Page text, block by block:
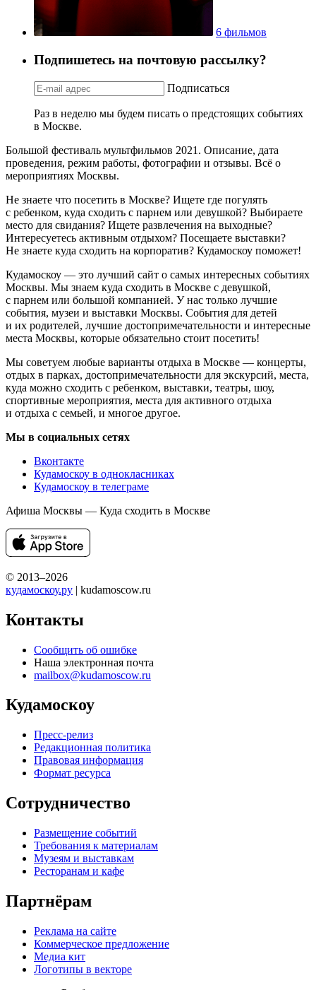
6 фильмов
Подпишетесь на почтовую рассылку?
Подписаться
Раз в неделю мы будем писать о предстоящих событиях
в Москве.
Большой фестиваль мультфильмов 2021. Описание, дата
проведения, режим работы, фотографии и отзывы. Всё о
мероприятиях Москвы.
Не знаете что посетить в Москве? Ищете где погулять
с ребенком, куда сходить с парнем или девушкой? Выбираете
место для свидания? Ищете развлечения на выходные?
Интересуетесь активным отдыхом? Посещаете выставки?
Не знаете куда сходить на корпоратив? Кудамоскоу поможет!
Кудамоскоу — это лучший сайт о самых интересных событиях
Москвы. Мы знаем куда сходить в Москве с девушкой,
с парнем или большой компанией. У нас только лучшие
события, музеи и выставки Москвы. События для детей
и их родителей, лучшие достопримечательности и интересные
места Москвы, которые обязательно стоит посетить!
Мы советуем любые варианты отдыха в Москве — концерты,
отдых в парках, достопримечательности для экскурсий, места,
куда можно сходить с ребенком, выставки, театры, шоу,
спортивные мероприятия, места для активного отдыха
и отдыха с семьей, и многое другое.
Мы в социальных сетях
Вконтакте
Кудамоскоу в однокласниках
Кудамоскоу в телеграме
Афиша Москвы — Куда сходить в Москве
© 2013–2026
кудамоскоу.ру | kudamoscow.ru
Контакты
Сообщить об ошибке
Наша электронная почта
mailbox@kudamoscow.ru
Кудамоскоу
Пресс-релиз
Редакционная политика
Правовая информация
Формат ресурса
Сотрудничество
Размещение событий
Требования к материалам
Музеям и выставкам
Ресторанам и кафе
Партнёрам
Реклама на сайте
Коммерческое предложение
Медиа кит
Логотипы в векторе